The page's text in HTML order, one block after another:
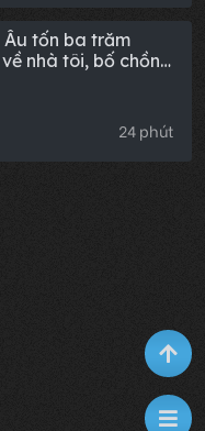
Âu tốn ba trăm
nhà tôi, bố chồng
sinh ra đứa
24 phút